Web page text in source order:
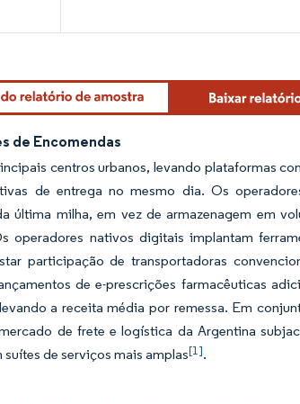
de Encomendas
centros urbanos, levando plataformas
de entrega no mesmo dia. Os
milha, em vez de armazenagem em
nativos digitais implantam
participação de transportadoras
de e-prescrições farmacêuticas
a receita média por remessa. Em
de frete e logística da Argentina
de serviços mais amplas[1].